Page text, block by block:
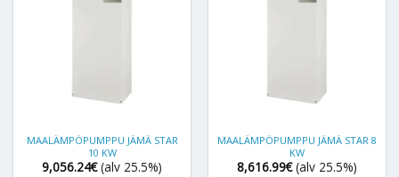
MAALÄMPÖPUMPPU JÄMÄ STAR
10 KW
9,056.24€ (alv 25.5%)
MAALÄMPÖPUMPPU JÄMÄ STAR 8
KW
8,616.99€ (alv 25.5%)